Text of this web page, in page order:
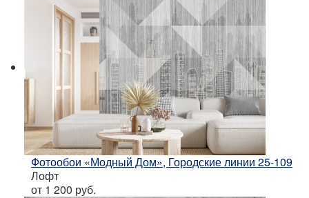
Фотообои «Модный Дом», Городские линии 25-109
Лофт
от 1 200 руб.